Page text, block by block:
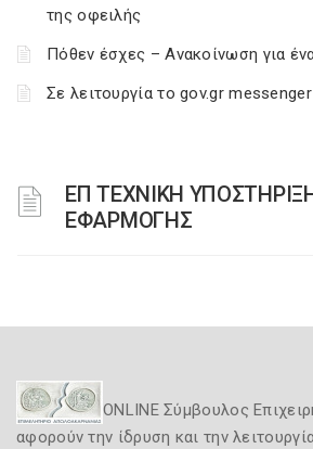
της οφειλής
Πόθεν έσχες – Ανακοίνωση για
Σε λειτουργία το gov.gr messenger
ΕΠ ΤΕΧΝΙΚΗ
ΕΦΑΡΜΟΓΗΣ
ONLINE Σύμβουλος
αφορούν την ίδρυση και την